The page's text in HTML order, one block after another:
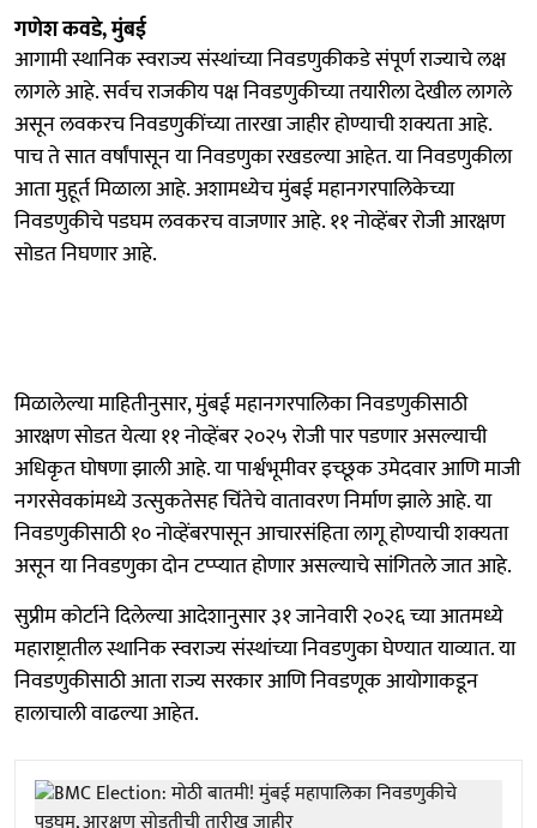
गणेश कवडे, मुंबई
आगामी स्थानिक स्वराज्य संस्थांच्या निवडणुकीकडे संपूर्ण राज्याचे लक्ष
लागले आहे. सर्वच राजकीय पक्ष निवडणुकीच्या तयारीला देखील लागले
असून लवकरच निवडणुकींच्या तारखा जाहीर होण्याची शक्यता आहे.
पाच ते सात वर्षांपासून या निवडणुका रखडल्या आहेत. या निवडणुकीला
आता मुहूर्त मिळाला आहे. अशामध्येच मुंबई महानगरपालिकेच्या
निवडणुकीचे पडघम लवकरच वाजणार आहे. ११ नोव्हेंबर रोजी आरक्षण
सोडत निघणार आहे.
मिळालेल्या माहितीनुसार, मुंबई महानगरपालिका निवडणुकीसाठी
आरक्षण सोडत येत्या ११ नोव्हेंबर २०२५ रोजी पार पडणार असल्याची
अधिकृत घोषणा झाली आहे. या पार्श्वभूमीवर इच्छूक उमेदवार आणि माजी
नगरसेवकांमध्ये उत्सुकतेसह चिंतेचे वातावरण निर्माण झाले आहे. या
निवडणुकीसाठी १० नोव्हेंबरपासून आचारसंहिता लागू होण्याची शक्यता
असून या निवडणुका दोन टप्प्यात होणार असल्याचे सांगितले जात आहे.
सुप्रीम कोर्टाने दिलेल्या आदेशानुसार ३१ जानेवारी २०२६ च्या आतमध्ये
महाराष्ट्रातील स्थानिक स्वराज्य संस्थांच्या निवडणुका घेण्यात याव्यात. या
निवडणुकीसाठी आता राज्य सरकार आणि निवडणूक आयोगाकडून
हालाचाली वाढल्या आहेत.